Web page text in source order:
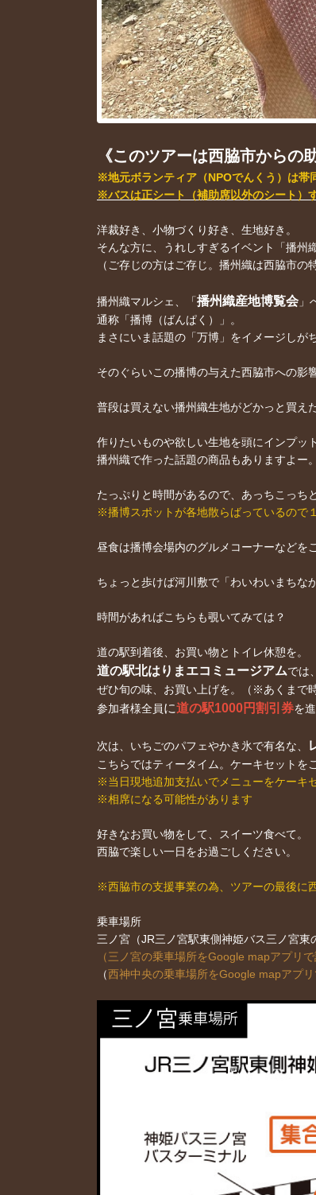
《このツアーは西脇市からの
※地元ボランティア（NPOでんくう）は帯
※バスは正シート（補助席以外のシート）
洋裁好き、小物づくり好き、生地好き。
そんな方に、うれしすぎるイベント「播州
（ご存じの方はご存じ。播州織は西脇市の
播州織マルシェ、「播州織産地博覧会 」
通称「播博（ばんぱく）」。
まさにいま話題の「万博」をイメージし
そのぐらいこの播博の与えた西脇市への影
普段は買えない播州織生地がどかっと買え
作りたいものや欲しい生地を頭にインプッ
播州織で作った話題の商品もありますよー。
たっぷりと時間があるので、あっちこっち
※播博スポットが各地散らばっているので
昼食は播博会場内のグルメコーナーなどを
ちょっと歩けば河川敷で「わいわいまちな
時間があればこちらも覗いてみては？
道の駅到着後、お買い物とトイレ休憩を。
道の駅北はりまエコミュージアムでは
ぜひ旬の味、お買い上げを。（※あくまで
参加者様全員に道の駅1000円割引券を
次は、いちごのパフェやかき氷で有名な、
こちらではティータイム。ケーキセットを
※当日現地追加支払いでメニューをケーキ
※相席になる可能性があります
好きなお買い物をして、スイーツ食べて。
西脇で楽しい一日をお過ごしください。
※西脇市の支援事業の為、ツアーの最後に
乗車場所
三ノ宮（JR三ノ宮駅東側神姫バス三ノ宮東
（三ノ宮の乗車場所をGoogle mapアプリで
（西神中央の乗車場所をGoogle mapアプ